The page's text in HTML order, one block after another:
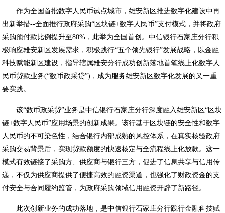
作为全国首批数字人民币试点城市，雄安新区推进数字化建设中再
出新举措--全面推行政府采购“区块链+数字人民币”支付模式，并将政府
采购预付款比例提升至80%，此举为全国首创。中信银行石家庄分行积
极响应雄安新区发展需求，积极践行“五个领先银行”发展战略，以金融
科技赋能新区建设，指导辖属雄安分行成功创新落地首笔线上化数字人
民币贷款业务(“数币政采贷”)，成为服务雄安新区数字化发展的又一重
要实践。
该“数币政采贷”业务是中信银行石家庄分行深度融入雄安新区“区块
链+数字人民币”应用场景的创新成果。该行基于区块链的安全性和数字
人民币的不可染色性，结合银行内部成熟的风控体系，在真实核验政府
采购交易背景后，实现贷款额度的快速核定与全流程线上化放款。这一
模式有效链接了采购方、供应商与银行三方，促进了信息共享与信用传
递，不仅为供应商提供了便捷高效的融资渠道，也强化了财政资金的支
付安全与合同履约监管，为政府采购领域信用融资开辟了新路径。
此次创新业务的成功落地，是中信银行石家庄分行践行金融科技赋